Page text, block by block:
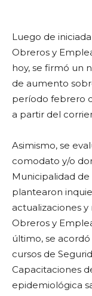
Luego de
Obreros y
hoy, se firmó un
de aumento
período febrero
a partir del
Asimismo, se
comodato y/o
Municipalidad de
plantearon
actualizaciones
Obreros y
último, se
cursos de
Capacitaciones
epidemiológica